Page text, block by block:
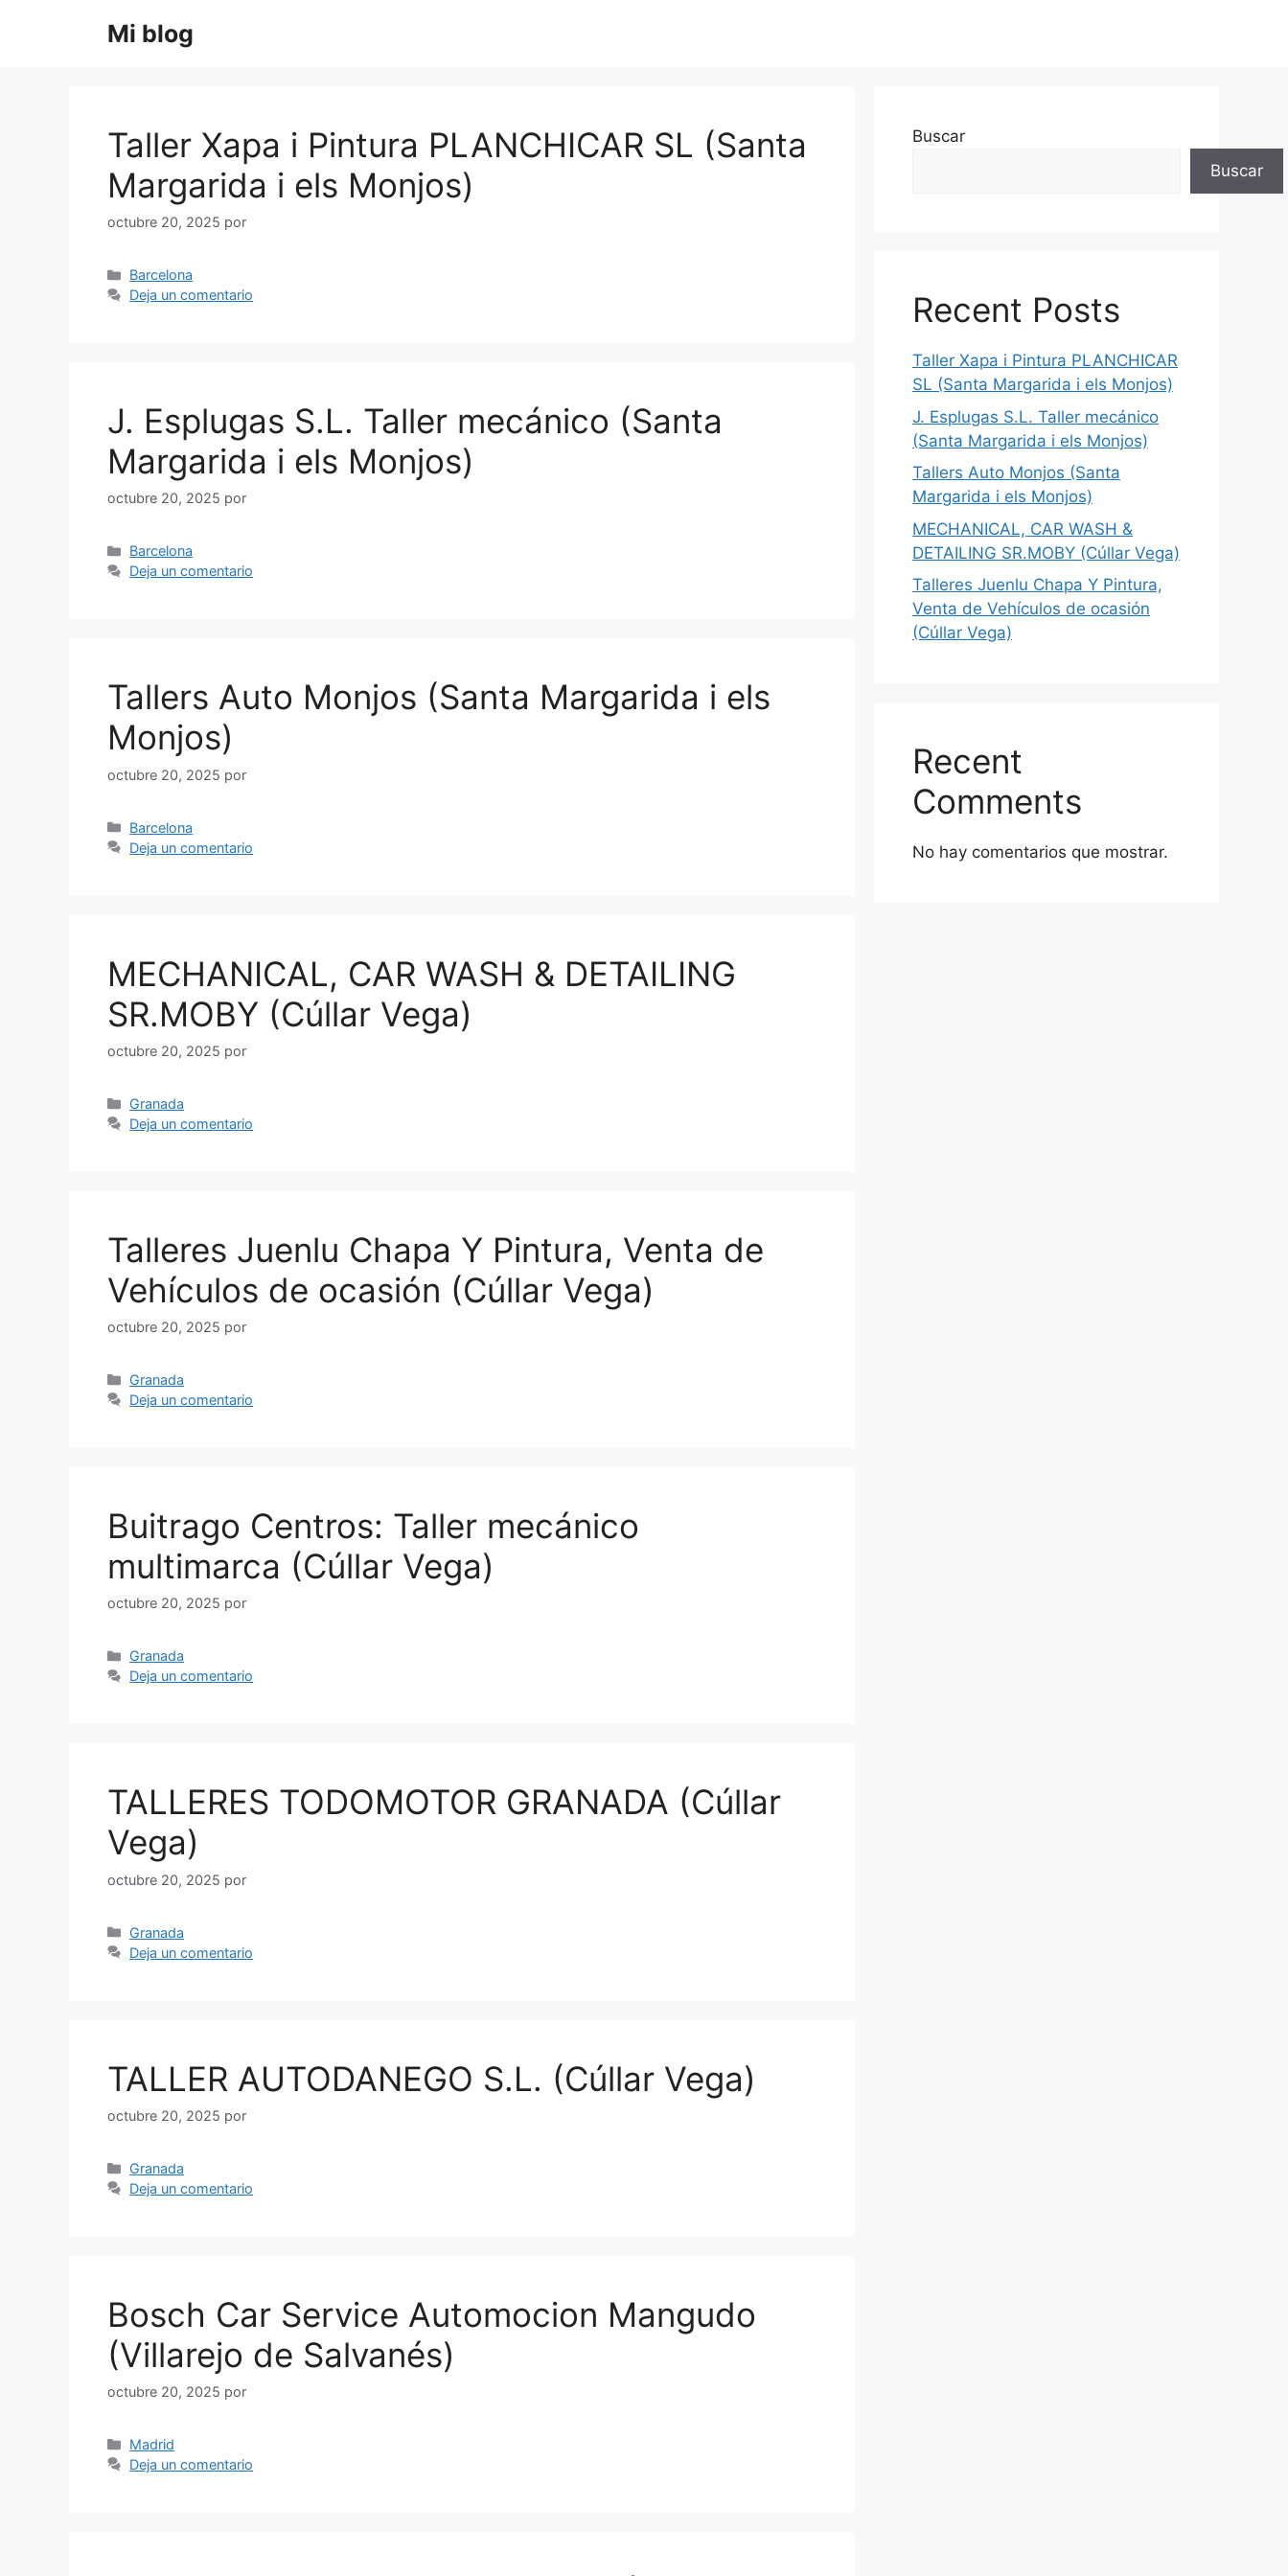
Mi blog
Taller Xapa i Pintura PLANCHICAR SL (Santa
Margarida i els Monjos)
octubre 20, 2025 por
Categorías
Barcelona
Deja un comentario
J. Esplugas S.L. Taller mecánico (Santa
Margarida i els Monjos)
octubre 20, 2025 por
Categorías
Barcelona
Deja un comentario
Tallers Auto Monjos (Santa Margarida i els
Monjos)
octubre 20, 2025 por
Categorías
Barcelona
Deja un comentario
MECHANICAL, CAR WASH & DETAILING
SR.MOBY (Cúllar Vega)
octubre 20, 2025 por
Categorías
Granada
Deja un comentario
Talleres Juenlu Chapa Y Pintura, Venta de
Vehículos de ocasión (Cúllar Vega)
octubre 20, 2025 por
Categorías
Granada
Deja un comentario
Buitrago Centros: Taller mecánico
multimarca (Cúllar Vega)
octubre 20, 2025 por
Categorías
Granada
Deja un comentario
TALLERES TODOMOTOR GRANADA (Cúllar
Vega)
octubre 20, 2025 por
Categorías
Granada
Deja un comentario
TALLER AUTODANEGO S.L. (Cúllar Vega)
octubre 20, 2025 por
Categorías
Granada
Deja un comentario
Bosch Car Service Automocion Mangudo
(Villarejo de Salvanés)
octubre 20, 2025 por
Categorías
Madrid
Deja un comentario
Buscar
Buscar
Recent Posts
Taller Xapa i Pintura PLANCHICAR
SL (Santa Margarida i els Monjos)
J. Esplugas S.L. Taller mecánico
(Santa Margarida i els Monjos)
Tallers Auto Monjos (Santa
Margarida i els Monjos)
MECHANICAL, CAR WASH &
DETAILING SR.MOBY (Cúllar Vega)
Talleres Juenlu Chapa Y Pintura,
Venta de Vehículos de ocasión
(Cúllar Vega)
Recent
Comments
No hay comentarios que mostrar.